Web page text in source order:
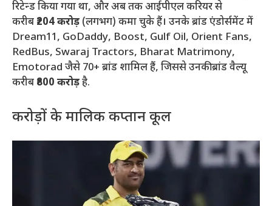
रिटेन्ड किया गया था, और अब तक आईपीएल करियर से
करीब ₹204 करोड़ (लगभग) कमा चुके हैं। उनके ब्रांड एंडोर्समेंट में
Dream11, GoDaddy, Boost, Gulf Oil, Orient Fans,
RedBus, Swaraj Tractors, Bharat Matrimony,
Emotorad जैसे 70+ ब्रांड शामिल हैं, जिससे उनकी ब्रांड वैल्यू
करीब ₹800 करोड़है.
करोड़ों के मालिक कप्तान कूल